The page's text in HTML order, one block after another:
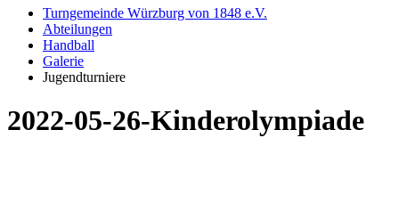
Turngemeinde Würzburg von 1848 e.V.
Abteilungen
Handball
Galerie
Jugendturniere
2022-05-26-Kinderolympiade